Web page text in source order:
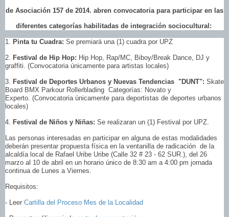
de Asociación 157 de 2014. abren convocatoria para participar en las
diferentes categorías habilitadas de integración sociocultural:
1. Pinta tu Cuadra: Se premiará una (1) cuadra por UPZ
2. Festival de Hip Hop: Hip Hop, Rap/MC, Biboy/Break Dance, DJ y
graffiti. (Convocatoria únicamente para artistas locales)
3. Festival de Deportes Urbanos y Nuevas Tendencias "DUNT": Skate
Board BMX Parkour Rollerblading Categorías: Novato y
Experto. (Convocatoria únicamente para deportistas de deportes urbanos
locales)
4. Festival de Niños y Niñas: Se realizaran un (1) Festival por UPZ.
Las personas interesadas en participar en alguna de estas modalidades
deberán presentar propuesta física en la ventanilla de radicación de la
alcaldía local de Rafael Uribe Uribe (Calle 32 # 23 - 62 SUR.), del 26
marzo al 10 de abril en un horario único de 8:30 am a 4:00 pm jornada
continua de Lunes a Viernes.
Requisitos:
- Leer Cartilla del Proceso Mes de la Localidad